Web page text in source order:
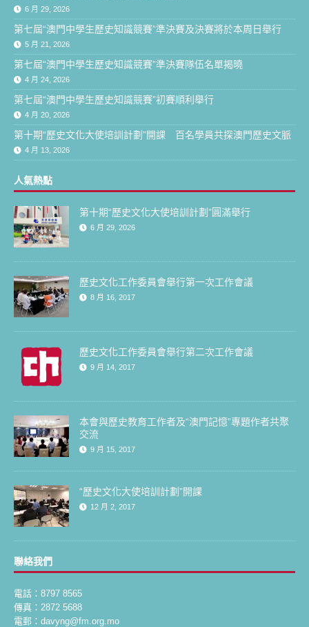
6 月 29, 2026
第七屆“澳門中學生歷史知識競賽”準決賽及決賽將於本周日舉行
5 月 21, 2026
第七屆“澳門中學生歷史知識競賽”準決賽隊伍名單揭曉
4 月 24, 2026
第七屆“澳門中學生歷史知識競賽”初賽順利舉行
4 月 20, 2026
第十期“歷史文化大使培訓計劃”開課 百名學員共探澳門歷史文脈
4 月 13, 2026
人氣熱點
第十期“歷史文化大使培訓計劃”圓滿舉行
6 月 29, 2026
歷史文化工作委員會舉行第一次工作會議
8 月 16, 2017
歷史文化工作委員會舉行第二次工作會議
9 月 14, 2017
本會與歷史教育工作者及“澳門記憶”專題作者共聚
交流
9 月 15, 2017
“歷史文化大使培訓計劃”開課
12 月 2, 2017
聯絡我們
電話：8797 8565
傳真：2872 5688
電郵：davyng@fm.org.mo